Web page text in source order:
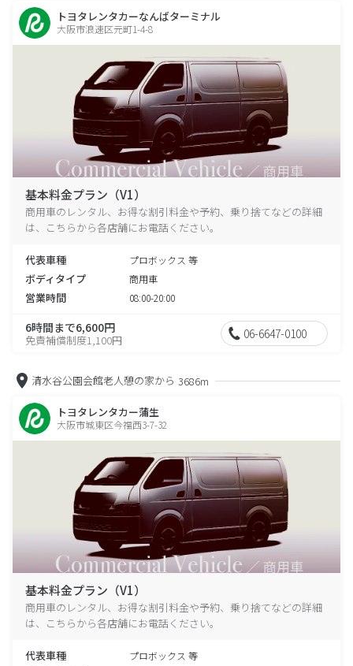
トヨタレンタカーなんばターミナル
大阪市浪速区元町1-4-8
基本料金プラン（V1）
商用車のレンタル、お得な割引料金や予約、乗り捨てなどの詳細
は、こちらから各店舗にお電話ください。
代表車種 プロボックス 等
ボディタイプ 商用車
営業時間 08:00-20:00
6時間まで6,600円
免責補償制度1,100円 06-6647-0100
清水谷公園会館老人憩の家から 3686m
トヨタレンタカー蒲生
大阪市城東区今福西3-7-32
基本料金プラン（V1）
商用車のレンタル、お得な割引料金や予約、乗り捨てなどの詳細
は、こちらから各店舗にお電話ください。
代表車種 プロボックス 等